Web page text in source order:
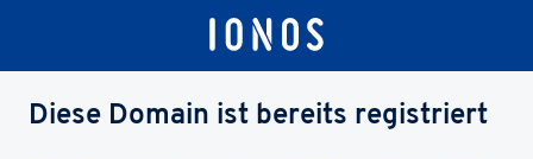
Diese Domain ist bereits registriert